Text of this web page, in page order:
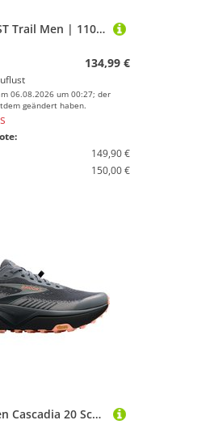
Brooks GHOST Trail Men | 1104751D099
134,99 €
06.08.2026 um 00:27; der
geändert haben.
149,90 €
150,00 €
Brooks Damen Cascadia 20 Schuhe